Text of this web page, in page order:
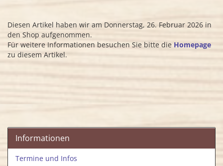
Diesen Artikel haben wir am Donnerstag, 26. Februar 2026 in
den Shop aufgenommen.
Für weitere Informationen besuchen Sie bitte die Homepage
zu diesem Artikel.
Informationen
Termine und Infos